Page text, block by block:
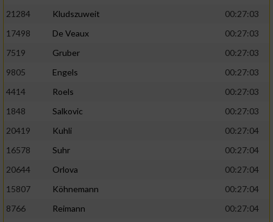
21284
Kludszuweit
00:27:03
17498
De Veaux
00:27:03
7519
Gruber
00:27:03
9805
Engels
00:27:03
4414
Roels
00:27:03
1848
Salkovic
00:27:03
20419
Kuhli
00:27:04
16578
Suhr
00:27:04
20644
Orlova
00:27:04
15807
Köhnemann
00:27:04
8766
Reimann
00:27:04